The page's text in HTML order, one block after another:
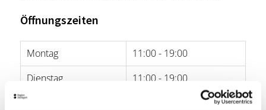
Öffnungszeiten
Montag
11:00 - 19:00
Dienstag
11:00 - 19:00
Mittwoch